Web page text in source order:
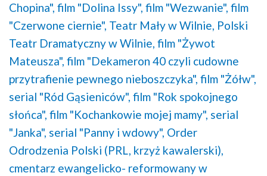
Chopina", film "Dolina Issy", film "Wezwanie", film
"Czerwone ciernie", Teatr Mały w Wilnie, Polski
Teatr Dramatyczny w Wilnie, film "Żywot
Mateusza", film "Dekameron 40 czyli cudowne
przytrafienie pewnego nieboszczyka", film "Żółw",
serial "Ród Gąsieniców", film "Rok spokojnego
słońca", film "Kochankowie mojej mamy", serial
"Janka", serial "Panny i wdowy", Order
Odrodzenia Polski (PRL, krzyż kawalerski),
cmentarz ewangelicko- reformowany w